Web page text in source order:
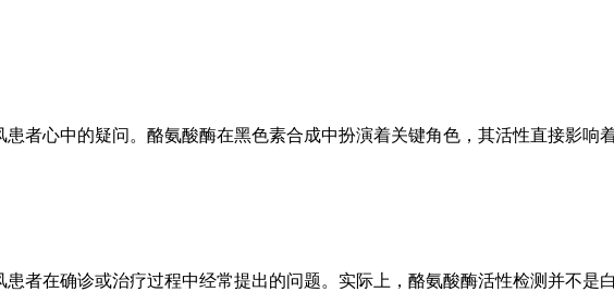
者心中的疑问。酪氨酸酶在黑色素合成中扮演着关键角色，其活性直接影响
者在确诊或治疗过程中经常提出的问题。实际上，酪氨酸酶活性检测并不是